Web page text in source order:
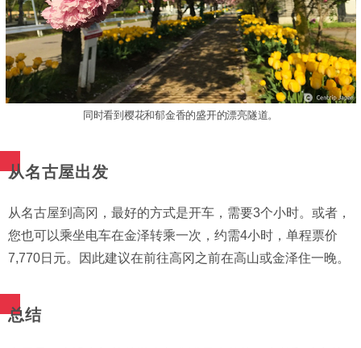
同时看到樱花和郁金香的盛开的漂亮隧道。
从名古屋出发
从名古屋到高冈，最好的方式是开车，需要3个小时。或者，
您也可以乘坐电车在金泽转乘一次，约需4小时，单程票价
7,770日元。因此建议在前往高冈之前在高山或金泽住一晚。
总结